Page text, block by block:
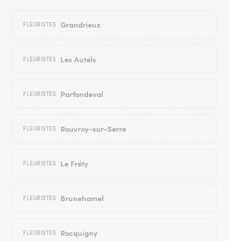
FLEURISTES Grandrieux
FLEURISTES Les Autels
FLEURISTES Parfondeval
FLEURISTES Rouvroy-sur-Serre
FLEURISTES Le Fréty
FLEURISTES Brunehamel
FLEURISTES Rocquigny